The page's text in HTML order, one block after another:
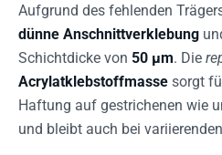
Aufgrund des fehlenden
dünne Anschnittverklebung
Schichtdicke von 50 µm. Die
Acrylatklebstoffmasse sorgt
Haftung auf gestrichenen wie
und bleibt auch bei